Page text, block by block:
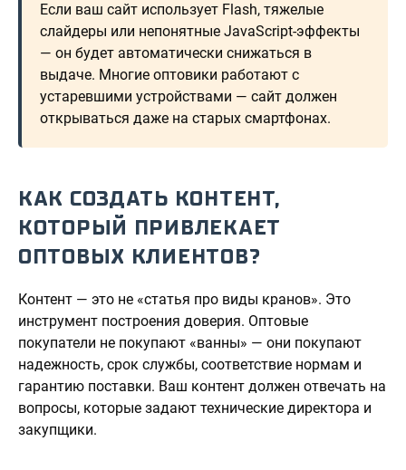
Если ваш сайт использует Flash, тяжелые
слайдеры или непонятные JavaScript-эффекты
— он будет автоматически снижаться в
выдаче. Многие оптовики работают с
устаревшими устройствами — сайт должен
открываться даже на старых смартфонах.
КАК СОЗДАТЬ КОНТЕНТ,
КОТОРЫЙ ПРИВЛЕКАЕТ
ОПТОВЫХ КЛИЕНТОВ?
Контент — это не «статья про виды кранов». Это
инструмент построения доверия. Оптовые
покупатели не покупают «ванны» — они покупают
надежность, срок службы, соответствие нормам и
гарантию поставки. Ваш контент должен отвечать на
вопросы, которые задают технические директора и
закупщики.